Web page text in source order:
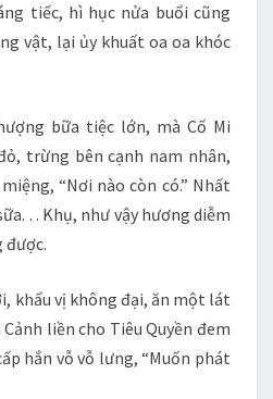
tiếc, hì hục nửa buổi cũng
vật, lại ủy khuất oa oa khóc
bữa tiệc lớn, mà Cố Mi
trừng bên cạnh nam nhân,
“Nơi nào còn có.” Nhất
. . Khụ, như vậy hương diễm
được.
khẩu vị không đại, ăn một lát
liền cho Tiêu Quyền đem
hắn vỗ vỗ lưng, “Muốn phát